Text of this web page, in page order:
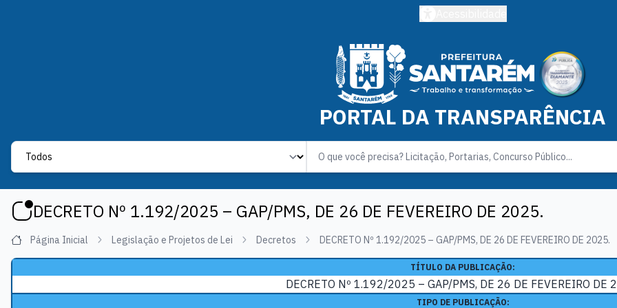
PORTAL DA TRANSPARÊNCIA
Label
DECRETO Nº 1.192/2025 – GAP/PMS, DE 26 DE FEVEREIRO DE 2025.
Página Inicial Legislação e Projetos de Lei Decretos DECRETO Nº 1.192/2025 – GAP/PMS, DE 26 DE FEVEREIRO DE 2025.
TÍTULO DA PUBLICAÇÃO:
DECRETO Nº 1.192/2025 – GAP/PMS, DE 26 DE FEVEREIRO DE
TIPO DE PUBLICAÇÃO: